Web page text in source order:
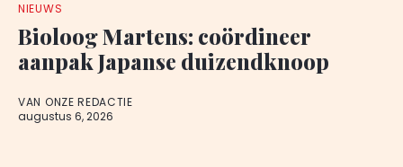
NIEUWS
Bioloog Martens: coördineer
aanpak Japanse duizendknoop
VAN ONZE REDACTIE
augustus 6, 2026